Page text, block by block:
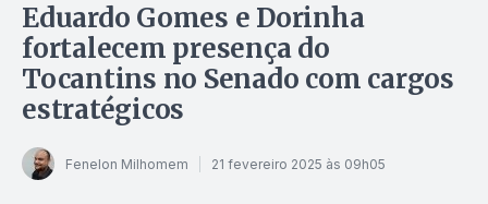
Eduardo Gomes e Dorinha
fortalecem presença do
Tocantins no Senado com cargos
estratégicos
Fenelon Milhomem 21 fevereiro 2025 às 09h05